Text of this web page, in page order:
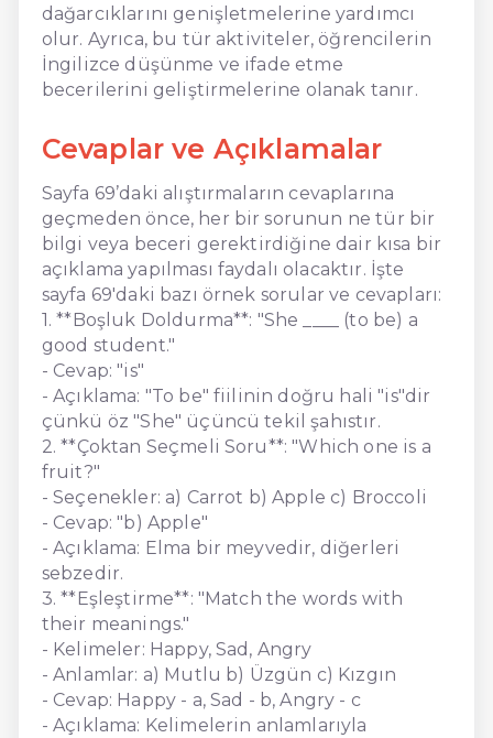
dağarcıklarını genişletmelerine yardımcı
olur. Ayrıca, bu tür aktiviteler, öğrencilerin
İngilizce düşünme ve ifade etme
becerilerini geliştirmelerine olanak tanır.
Cevaplar ve Açıklamalar
Sayfa 69’daki alıştırmaların cevaplarına
geçmeden önce, her bir sorunun ne tür bir
bilgi veya beceri gerektirdiğine dair kısa bir
açıklama yapılması faydalı olacaktır. İşte
sayfa 69'daki bazı örnek sorular ve cevapları:
1. **Boşluk Doldurma**: "She ____ (to be) a
good student."
- Cevap: "is"
- Açıklama: "To be" fiilinin doğru hali "is"dir
çünkü öz "She" üçüncü tekil şahıstır.
2. **Çoktan Seçmeli Soru**: "Which one is a
fruit?"
- Seçenekler: a) Carrot b) Apple c) Broccoli
- Cevap: "b) Apple"
- Açıklama: Elma bir meyvedir, diğerleri
sebzedir.
3. **Eşleştirme**: "Match the words with
their meanings."
- Kelimeler: Happy, Sad, Angry
- Anlamlar: a) Mutlu b) Üzgün c) Kızgın
- Cevap: Happy - a, Sad - b, Angry - c
- Açıklama: Kelimelerin anlamlarıyla